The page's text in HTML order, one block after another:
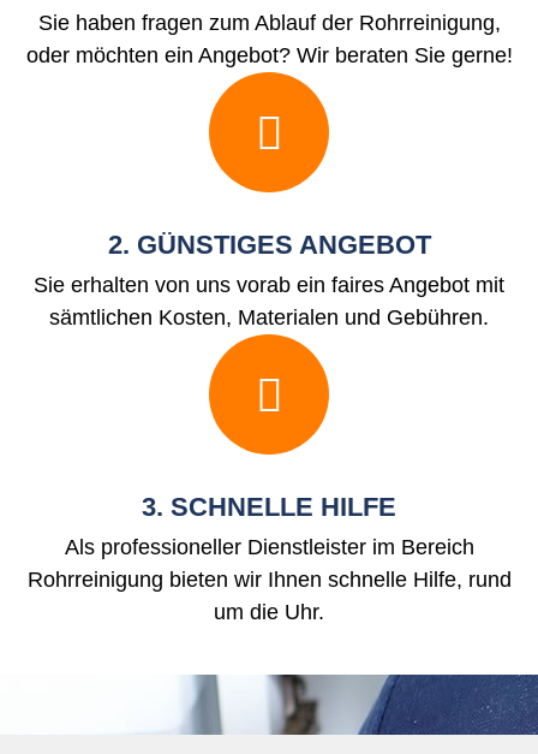
Sie haben fragen zum Ablauf der Rohrreinigung,
oder möchten ein Angebot? Wir beraten Sie gerne!
2. GÜNSTIGES ANGEBOT
Sie erhalten von uns vorab ein faires Angebot mit
sämtlichen Kosten, Materialen und Gebühren.
3. SCHNELLE HILFE
Als professioneller Dienstleister im Bereich
Rohrreinigung bieten wir Ihnen schnelle Hilfe, rund
um die Uhr.